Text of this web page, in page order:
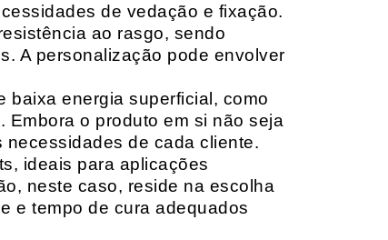
de vedação e fixação.
ao rasgo, sendo
A personalização pode envolver
baixa energia superficial, como
o produto em si não seja
necessidades de cada cliente.
ideais para aplicações
neste caso, reside na escolha
e tempo de cura adequados